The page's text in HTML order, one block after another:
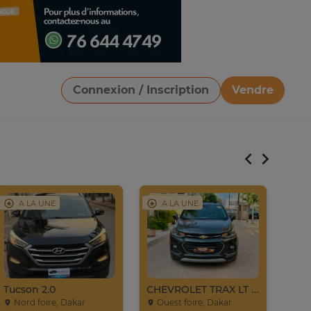
Connexion / Inscription
Vendre
Télécharger une image
A LA UNE
Tucson 2.0
Nord foire, Dakar
A LA UNE
CHEVROLET TRAX LT 2017
Ouest foire, Dakar